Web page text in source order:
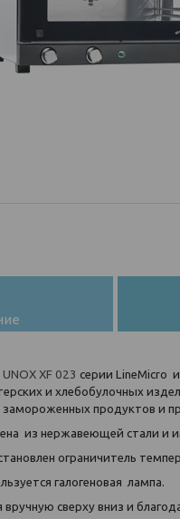
UNOX XF 023 серии LineMicro
и хлебобулочных
замороженных продуктов и
из нержавеющей стали и
ограничитель
галогеновая лампа.
сверху вниз и